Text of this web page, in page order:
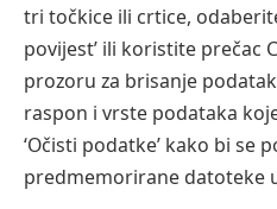
tri točkice ili crtice, odaberite
povijest’ ili koristite prečac
prozoru za brisanje
raspon i vrste podataka
‘Očisti podatke’ kako bi se
predmemorirane datoteke